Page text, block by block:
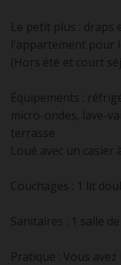
Le petit plus :
l'appartement pour
(Hors été et court
Équipements :
micro-ondes, lave-
terrasse
Loué avec un casier
Couchages : 1 lit
Sanitaires : 1 salle
Pratique : Vous